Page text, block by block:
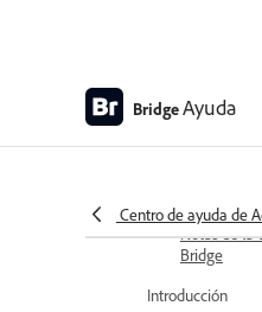
BridgeAyuda
Centro de ayuda de
Ayuda de Adobe Bridge
Notas de la
Bridge
Introducción